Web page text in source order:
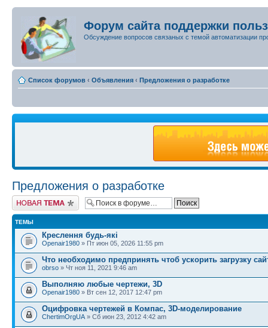
Форум сайта поддержки
Обсуждение вопросов связаных с темой автоматизации
Список форумов ‹ Объявления ‹ Предложения о разработке
Предложения о разработке
Новая тема
ТЕМЫ
Креслення будь-які
Openair1980 » Пт июн 05, 2026 11:55 pm
Что необходимо предпринять чтоб ускорить загрузку
obrso » Чт ноя 11, 2021 9:46 am
Выполняю любые чертежи, 3D
Openair1980 » Вт сен 12, 2017 12:47 pm
Оцифровка чертежей в Компас, 3D-моделирование
ChertimOrgUA » Сб июн 23, 2012 4:42 am